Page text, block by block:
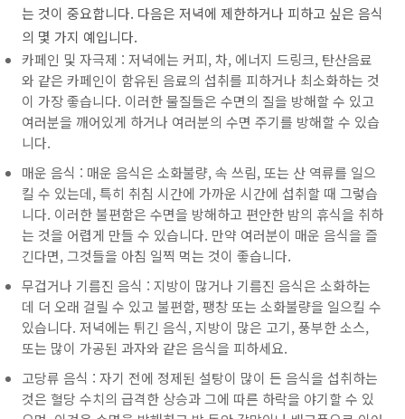
는 것이 중요합니다. 다음은 저녁에 제한하거나 피하고 싶은 음식
의 몇 가지 예입니다.
카페인 및 자극제 : 저녁에는 커피, 차, 에너지 드링크, 탄산음료
와 같은 카페인이 함유된 음료의 섭취를 피하거나 최소화하는 것
이 가장 좋습니다. 이러한 물질들은 수면의 질을 방해할 수 있고
여러분을 깨어있게 하거나 여러분의 수면 주기를 방해할 수 있습
니다.
매운 음식 : 매운 음식은 소화불량, 속 쓰림, 또는 산 역류를 일으
킬 수 있는데, 특히 취침 시간에 가까운 시간에 섭취할 때 그렇습
니다. 이러한 불편함은 수면을 방해하고 편안한 밤의 휴식을 취하
는 것을 어렵게 만들 수 있습니다. 만약 여러분이 매운 음식을 즐
긴다면, 그것들을 아침 일찍 먹는 것이 좋습니다.
무겁거나 기름진 음식 : 지방이 많거나 기름진 음식은 소화하는
데 더 오래 걸릴 수 있고 불편함, 팽창 또는 소화불량을 일으킬 수
있습니다. 저녁에는 튀긴 음식, 지방이 많은 고기, 풍부한 소스,
또는 많이 가공된 과자와 같은 음식을 피하세요.
고당류 음식 : 자기 전에 정제된 설탕이 많이 든 음식을 섭취하는
것은 혈당 수치의 급격한 상승과 그에 따른 하락을 야기할 수 있